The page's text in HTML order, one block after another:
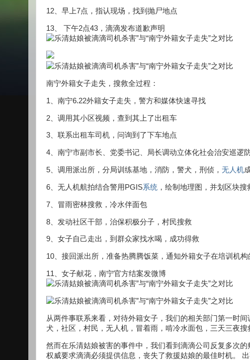
12、早上7点，指认现场，找到抛尸地点
13、 下午2点43，滴滴发布道歉声明
南宁外籍女子走失，搜救全过程：
1、南宁6.22外籍女子走失，警方和媒体快速寻找
2、调用其小区视频，查到其上了出租车
3、联系出租车司机，问询到了下车地点
4、南宁市副市长、党委书记、局长调动立体化社会治安巡逻
5、调用派出所，分局训练基地，消防，警犬，刑侦， 无人机
6、无人机航拍结合警用PGIS系统 ，绘制地理图，并划区块搜
7、冒雨密林搜救，冷水伴面包
8、发动社区干部，治保积极分子，村民搜救
9、女子自己走出，到群众家找水喝，成功得救
10、接回派出所，准备热腾腾饭菜，通知外籍女子在培训机构
11、女子献花，南宁官方结案发微博
从两件事联系来看，对待外籍女子，我们的相关部门第一时
犬，社区，村民，无人机，冒着雨，啃冷水面包，三天三夜搜
然而在乐清姑娘被害的事件中，我们看到滴滴公司反复多次
权威要求滴滴必须提供信息，丧失了救援姑娘的最佳时机。